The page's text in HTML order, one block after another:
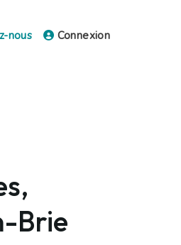
nous Connexion
Brie